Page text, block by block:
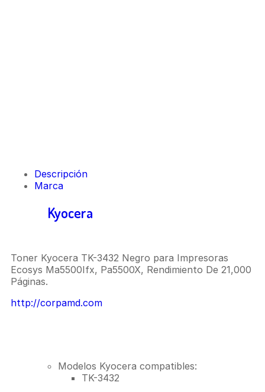
Descripción
Marca
Kyocera
Toner Kyocera TK-3432 Negro para Impresoras
Ecosys Ma5500Ifx, Pa5500X, Rendimiento De 21,000
Páginas.
http://corpamd.com
Modelos Kyocera compatibles:
TK-3432